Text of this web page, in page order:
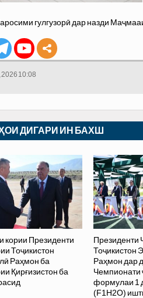
2026 10:08
ДИГАРИ ИН БАХШ
кории Президенти
Тоҷикистон
Раҳмон ба
Қирғизистон ба
Президенти
Тоҷикистон
Раҳмон дар
Чемпионати
формулаи 1
(F1H2O)